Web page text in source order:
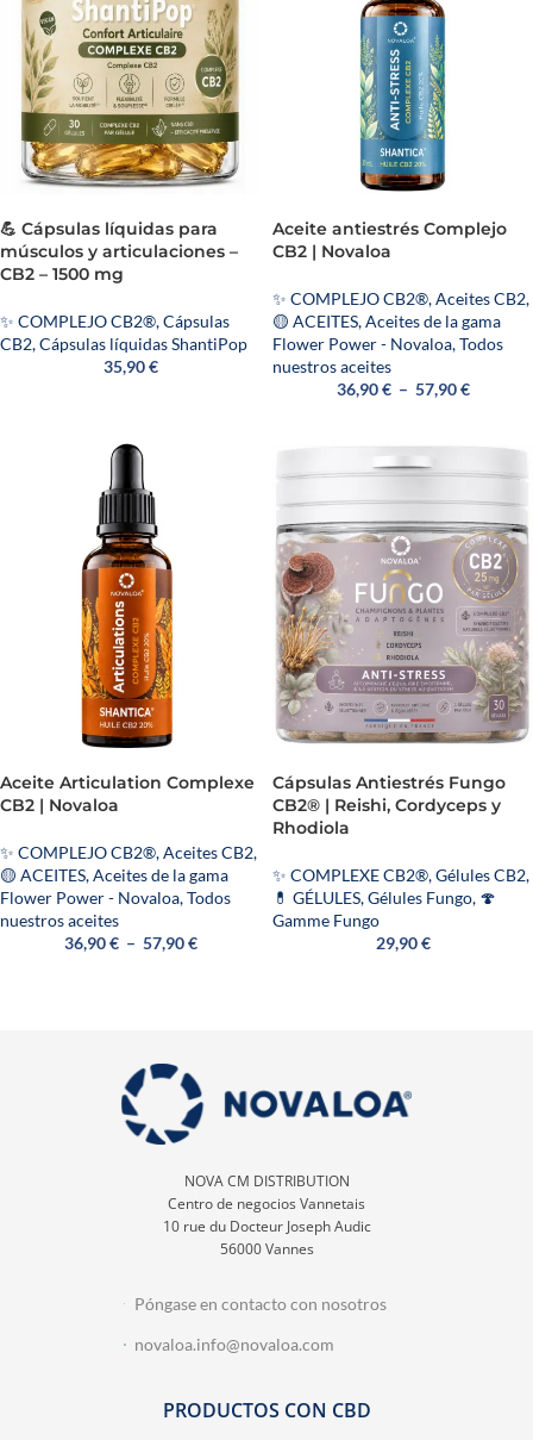
💪 Cápsulas líquidas para
músculos y articulaciones –
CB2 – 1500 mg
✨ COMPLEJO CB2®,Cápsulas
CB2,Cápsulas líquidas ShantiPop
35,90€
Aceite antiestrés Complejo
CB2 | Novaloa
✨ COMPLEJO CB2®,Aceites CB2,
🟡 ACEITES,Aceites de la gama
Flower Power - Novaloa,Todos
nuestros aceites
36,90€ – 57,90€
Aceite Articulation Complexe
CB2 | Novaloa
✨ COMPLEJO CB2®,Aceites CB2,
🟡 ACEITES,Aceites de la gama
Flower Power - Novaloa,Todos
nuestros aceites
36,90€ – 57,90€
Cápsulas Antiestrés Fungo
CB2® | Reishi, Cordyceps y
Rhodiola
✨ COMPLEXE CB2®,Gélules CB2,
💊 GÉLULES,Gélules Fungo, 🍄
Gamme Fungo
29,90€
NOVA CM DISTRIBUTION
Centro de negocios Vannetais
10 rue du Docteur Joseph Audic
56000 Vannes
Póngase en contacto con nosotros
novaloa.info@novaloa.com
PRODUCTOS CON CBD